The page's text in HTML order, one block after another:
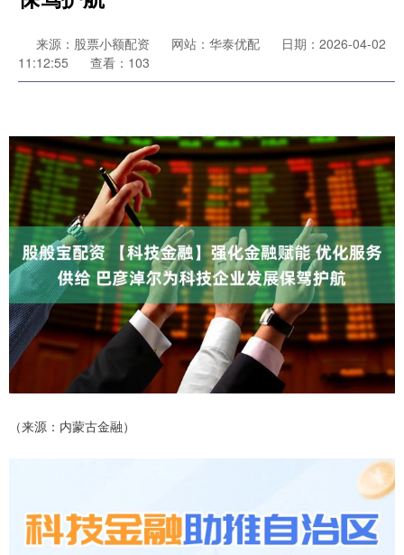
来源：股票小额配资 网站：华泰优配
日期：2026-04-02
11:12:55
查看：103
（来源：内蒙古金融）